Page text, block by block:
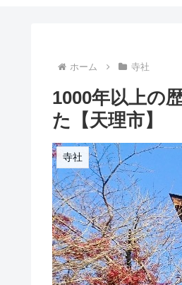
ホーム 寺社
1000年以上の
た【天理市】
寺社